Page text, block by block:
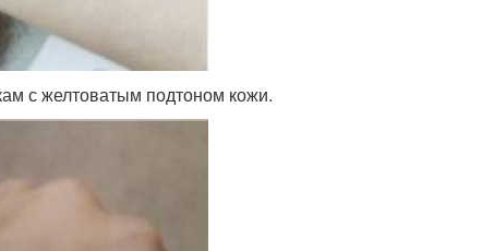
с желтоватым подтоном кожи.